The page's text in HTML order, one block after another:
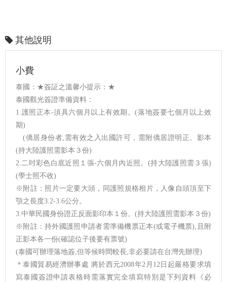
其他說明
小費
泰國：★簽証之溫馨小提示：★
泰國觀光簽證準備資料：
1.護照正本-須具六個月以上有效期。(落地簽要七個月以上效
期)
(僑居身份者,需有效之入出國許可，需附僑居證明正、影本
(持大陸護照需影本３份)
2.二吋彩色白底近照１張-六個月內近照。(持大陸護照需３張)
(學士照不收)
※附註：照片一定要大頭，同護照規格相片，人像自頭頂至下
顎之長度3.2-3.6公分。
3.中華民國身份證正反面影印本１份。(持大陸護照需影本３份)
※附註：持外國護照申請者需準備機票正本(或電子機票),且附
正影本各一份(確認位子後要有票號)
(泰國可辦理落地簽,但等候時間較長,非必要請在台灣先辦理)
＊泰國貿易經濟辦事處 將於西元2008年2月12日起嚴格要求填
寫泰國簽證申請表格時需落實完全填寫特別是下列資料《必